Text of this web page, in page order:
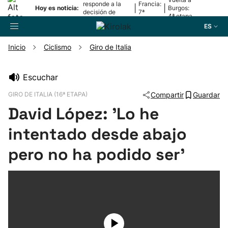
Hoy es noticia:
responde a la
decisión de
Oriamendi
Francia:
7ª
Burgos:
4ª etapa
ES
Pelota
Remo
Inicio Ciclismo Giro de Italia
Escuchar
GIRO DE ITALIA (16ª ETAPA) Compartir Guardar
David López: 'Lo he
intentado desde abajo
pero no ha podido ser'